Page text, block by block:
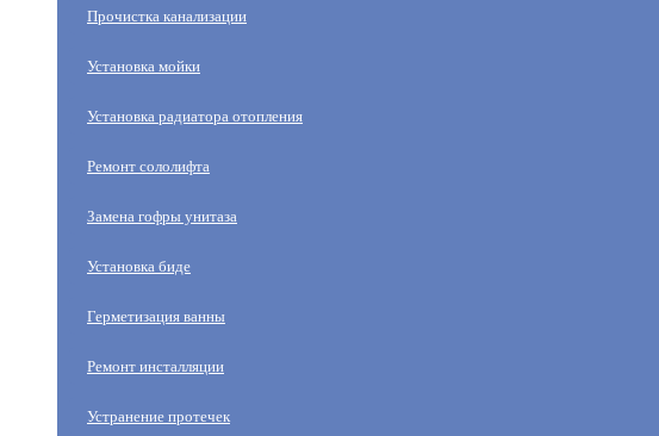
Прочистка канализации
Установка мойки
Установка радиатора отопления
Ремонт сололифта
Замена гофры унитаза
Установка биде
Герметизация ванны
Ремонт инсталляции
Устранение протечек